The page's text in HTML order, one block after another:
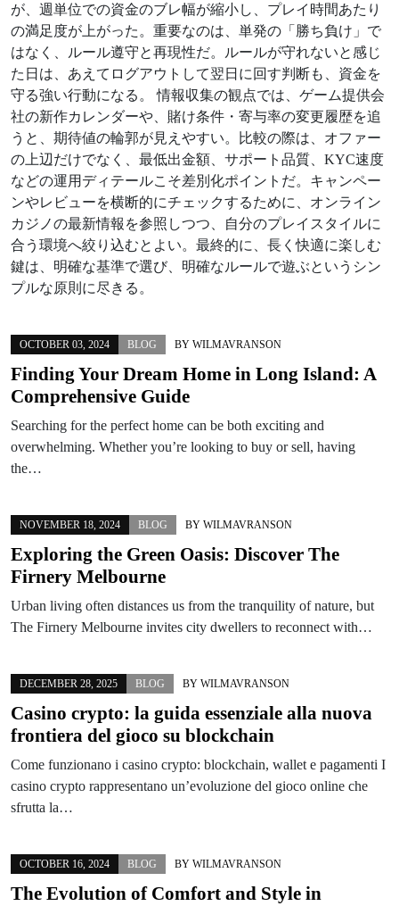
が、週単位での資金のブレ幅が縮小し、プレイ時間あたり
の満足度が上がった。重要なのは、単発の「勝ち負け」で
はなく、ルール遵守と再現性だ。ルールが守れないと感じ
た日は、あえてログアウトして翌日に回す判断も、資金を
守る強い行動になる。 情報収集の観点では、ゲーム提供会
社の新作カレンダーや、賭け条件・寄与率の変更履歴を追
うと、期待値の輪郭が見えやすい。比較の際は、オファー
の上辺だけでなく、最低出金額、サポート品質、KYC速度
などの運用ディテールこそ差別化ポイントだ。キャンペー
ンやレビューを横断的にチェックするために、オンライン
カジノの最新情報を参照しつつ、自分のプレイスタイルに
合う環境へ絞り込むとよい。最終的に、長く快適に楽しむ
鍵は、明確な基準で選び、明確なルールで遊ぶというシン
プルな原則に尽きる。
OCTOBER 03, 2024 BLOG BY WILMAVRANSON
Finding Your Dream Home in Long Island: A
Comprehensive Guide
Searching for the perfect home can be both exciting and
overwhelming. Whether you’re looking to buy or sell, having
the…
NOVEMBER 18, 2024 BLOG BY WILMAVRANSON
Exploring the Green Oasis: Discover The
Firnery Melbourne
Urban living often distances us from the tranquility of nature, but
The Firnery Melbourne invites city dwellers to reconnect with…
DECEMBER 28, 2025 BLOG BY WILMAVRANSON
Casino crypto: la guida essenziale alla nuova
frontiera del gioco su blockchain
Come funzionano i casino crypto: blockchain, wallet e pagamenti I
casino crypto rappresentano un’evoluzione del gioco online che
sfrutta la…
OCTOBER 16, 2024 BLOG BY WILMAVRANSON
The Evolution of Comfort and Style in